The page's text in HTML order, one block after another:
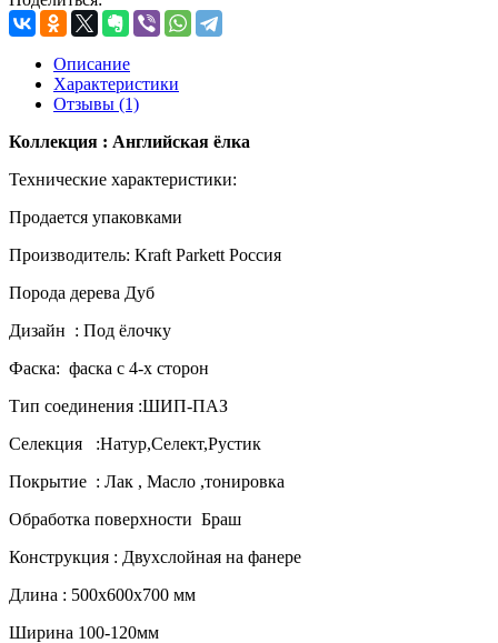
Описание
Характеристики
Отзывы (1)
Коллекция : Английская ёлка
Технические характеристики:
Продается упаковками
Производитель: Kraft Parkett Россия
Порода дерева Дуб
Дизайн : Под ёлочку
Фаска: фаскa с 4-х сторон
Тип соединения :ШИП-ПАЗ
Селекция :Натур,Селект,Рустик
Покрытие : Лак , Масло ,тонировка
Обработка поверхности Браш
Конструкция : Двухслойная на фанере
Длина : 500х600х700 мм
Ширина 100-120мм